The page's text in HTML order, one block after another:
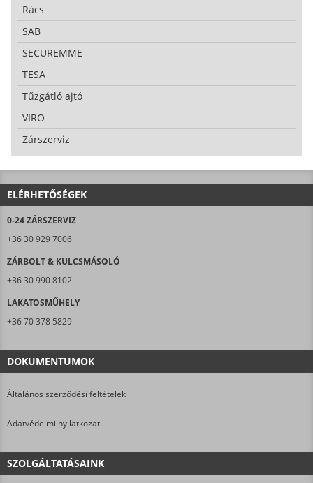
Rács
SAB
SECUREMME
TESA
Tűzgátló ajtó
VIRO
Zárszerviz
ELÉRHETŐSÉGEK
0-24 ZÁRSZERVIZ
+36 30 929 7006
ZÁRBOLT & KULCSMÁSOLÓ
+36 30 990 8102
LAKATOSMŰHELY
+36 70 378 5829
DOKUMENTUMOK
Általános szerződési feltételek
Adatvédelmi nyilatkozat
SZOLGÁLTATÁSAINK